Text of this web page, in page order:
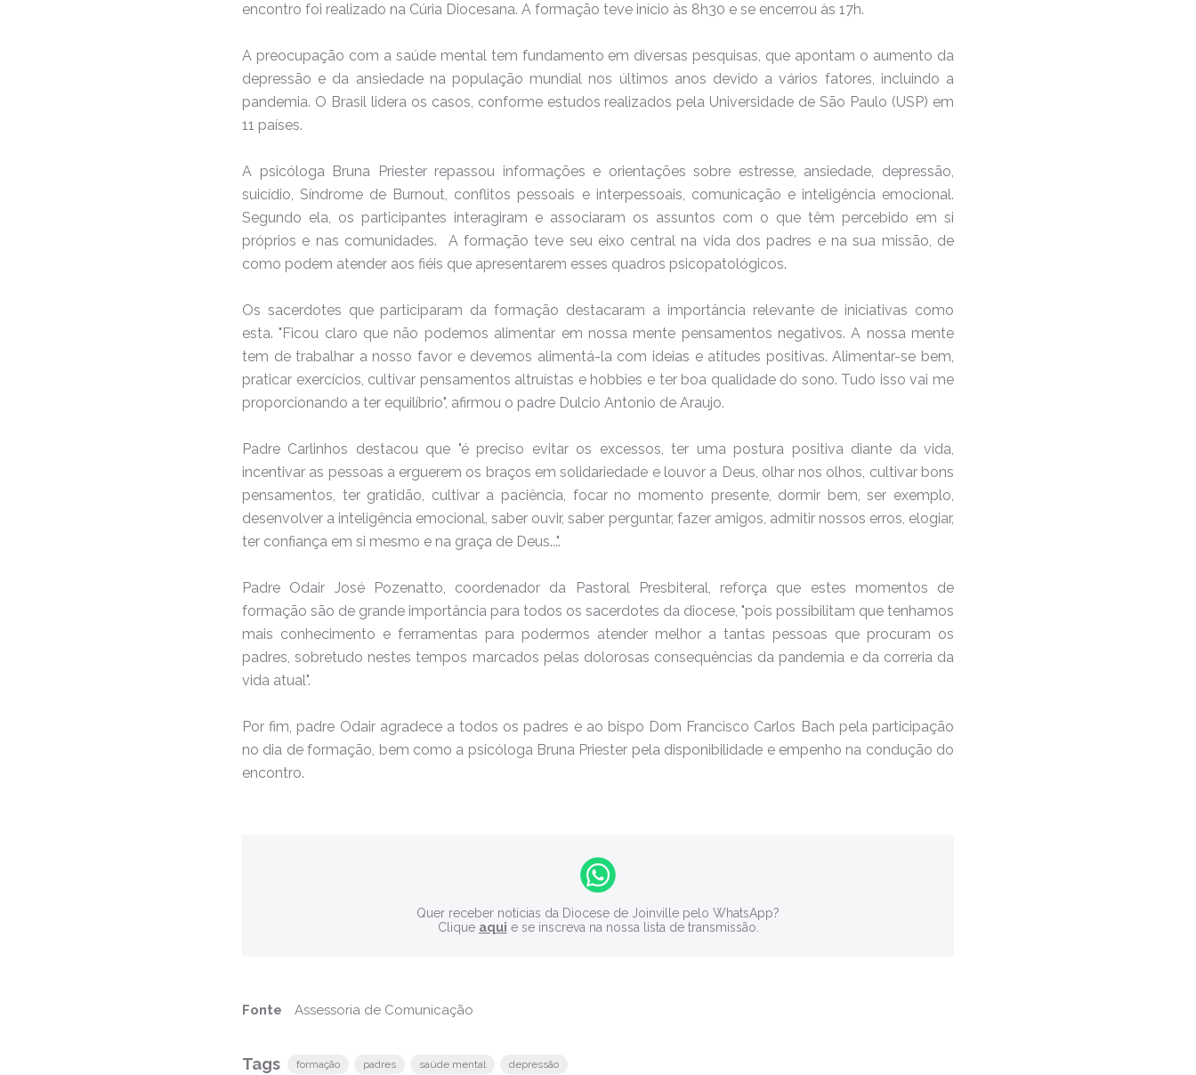
encontro foi realizado na Cúria Diocesana. A formação teve início às 8h30 e se encerrou às 17h.
A preocupação com a saúde mental tem fundamento em diversas pesquisas, que apontam o aumento da
depressão e da ansiedade na população mundial nos últimos anos devido a vários fatores, incluindo a
pandemia. O Brasil lidera os casos, conforme estudos realizados pela Universidade de São Paulo (USP) em
11 países.
A psicóloga Bruna Priester repassou informações e orientações sobre estresse, ansiedade, depressão,
suicídio, Síndrome de Burnout, conflitos pessoais e interpessoais, comunicação e inteligência emocional.
Segundo ela, os participantes interagiram e associaram os assuntos com o que têm percebido em si
próprios e nas comunidades. A formação teve seu eixo central na vida dos padres e na sua missão, de
como podem atender aos fiéis que apresentarem esses quadros psicopatológicos.
Os sacerdotes que participaram da formação destacaram a importância relevante de iniciativas como
esta. "Ficou claro que não podemos alimentar em nossa mente pensamentos negativos. A nossa mente
tem de trabalhar a nosso favor e devemos alimentá-la com ideias e atitudes positivas. Alimentar-se bem,
praticar exercícios, cultivar pensamentos altruístas e hobbies e ter boa qualidade do sono. Tudo isso vai me
proporcionando a ter equilíbrio", afirmou o padre Dulcio Antonio de Araujo.
Padre Carlinhos destacou que "é preciso evitar os excessos, ter uma postura positiva diante da vida,
incentivar as pessoas a erguerem os braços em solidariedade e louvor a Deus, olhar nos olhos, cultivar bons
pensamentos, ter gratidão, cultivar a paciência, focar no momento presente, dormir bem, ser exemplo,
desenvolver a inteligência emocional, saber ouvir, saber perguntar, fazer amigos, admitir nossos erros, elogiar,
ter confiança em si mesmo e na graça de Deus...".
Padre Odair José Pozenatto, coordenador da Pastoral Presbiteral, reforça que estes momentos de
formação são de grande importância para todos os sacerdotes da diocese, "pois possibilitam que tenhamos
mais conhecimento e ferramentas para podermos atender melhor a tantas pessoas que procuram os
padres, sobretudo nestes tempos marcados pelas dolorosas consequências da pandemia e da correria da
vida atual".
Por fim, padre Odair agradece a todos os padres e ao bispo Dom Francisco Carlos Bach pela participação
no dia de formação, bem como a psicóloga Bruna Priester pela disponibilidade e empenho na condução do
encontro.
Quer receber notícias da Diocese de Joinville pelo WhatsApp?
Clique aqui e se inscreva na nossa lista de transmissão.
Fonte Assessoria de Comunicação
Tags formação padres saúde mental depressão